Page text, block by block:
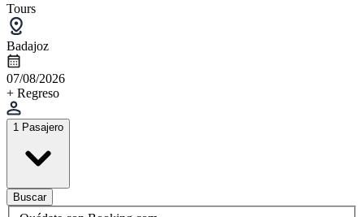
Tours
Badajoz
07/08/2026
+ Regreso
1 Pasajero
Buscar